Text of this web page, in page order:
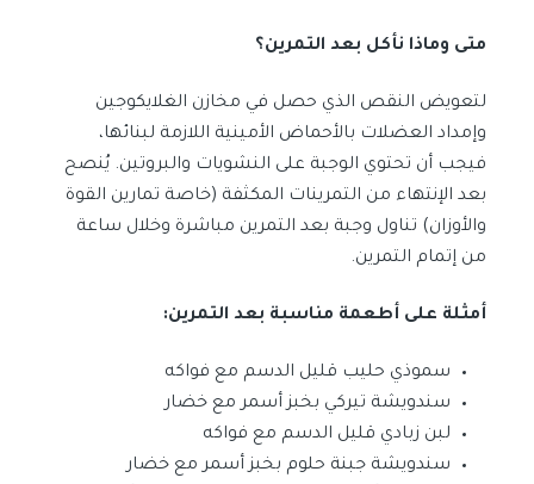
متى وماذا نأكل بعد التمرين؟
لتعويض النقص الذي حصل في مخازن الغلايكوجين
وإمداد العضلات بالأحماض الأمينية اللازمة لبنائها،
فيجب أن تحتوي الوجبة على النشويات والبروتين. يُنصح
بعد الإنتهاء من التمرينات المكثفة (خاصة تمارين القوة
والأوزان) تناول وجبة بعد التمرين مباشرة وخلال ساعة
من إتمام التمرين.
أمثلة على أطعمة مناسبة بعد التمرين:
سموذي حليب قليل الدسم مع فواكه
سندويشة تيركي بخبز أسمر مع خضار
لبن زبادي قليل الدسم مع فواكه
سندويشة جبنة حلوم بخبز أسمر مع خضار